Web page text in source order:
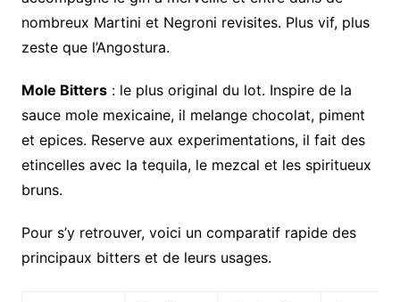
nombreux Martini et Negroni revisites. Plus vif, plus
zeste que l’Angostura.
Mole Bitters: le plus original du lot. Inspire de la
sauce mole mexicaine, il melange chocolat, piment
et epices. Reserve aux experimentations, il fait des
etincelles avec la tequila, le mezcal et les spiritueux
bruns.
Pour s’y retrouver, voici un comparatif rapide des
principaux bitters et de leurs usages.